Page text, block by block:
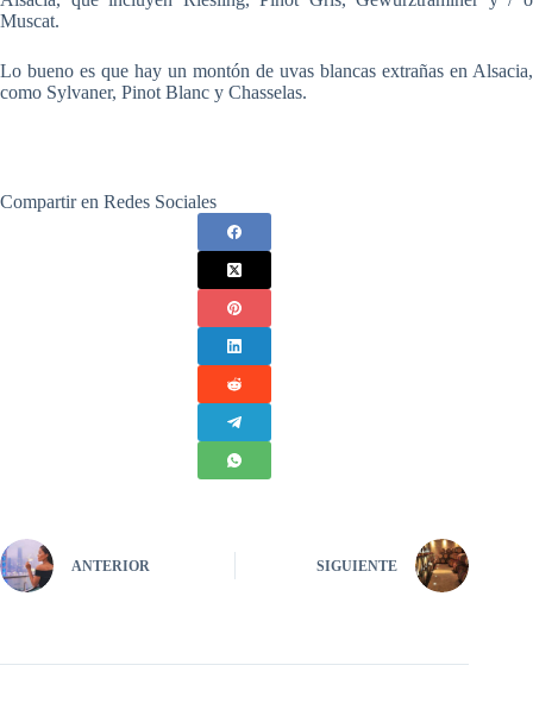
Muscat.
Lo bueno es que hay un montón de uvas blancas extrañas en Alsacia,
como Sylvaner, Pinot Blanc y Chasselas.
Compartir en Redes Sociales
ANTERIOR SIGUIENTE